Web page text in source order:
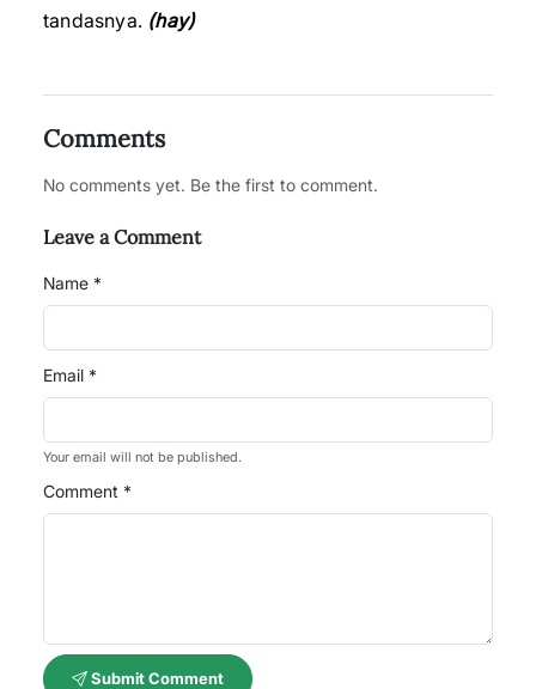
tandasnya. (hay)
Comments
No comments yet. Be the first to comment.
Leave a Comment
Name *
Email *
Your email will not be published.
Comment *
Submit Comment